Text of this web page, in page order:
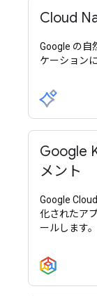
Cloud
Google の自
ケーション
Google
メント
Google
化されたア
ールします。